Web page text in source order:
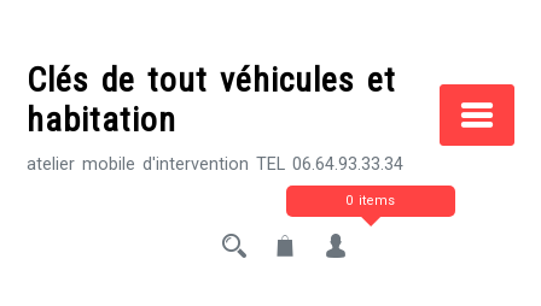
contentClés de tout véhicules et
habitation
atelier mobile d'intervention TEL 06.64.93.33.34
0 items